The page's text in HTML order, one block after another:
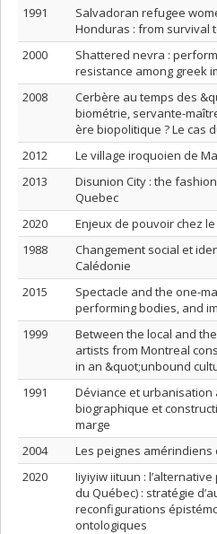
1991
Salvadoran refugee
Honduras : from survival
2000
Shattered nevra :
resistance among greek
2008
Cerbère au temps des
biométrie, servante-
ère biopolitique ? Le cas
2012
Le village iroquoien de
2013
Disunion City : the
Quebec
2020
Enjeux de pouvoir chez
1988
Changement social et
Calédonie
2015
Spectacle and the one-
performing bodies, and
1999
Between the local and
artists from Montreal
in an &quot;unbound
1991
Déviance et urbanisation
biographique et
marge
2004
Les peignes amérindiens
2020
Iiyiyiw iituun :
du Québec) : stratégie
reconfigurations
ontologiques